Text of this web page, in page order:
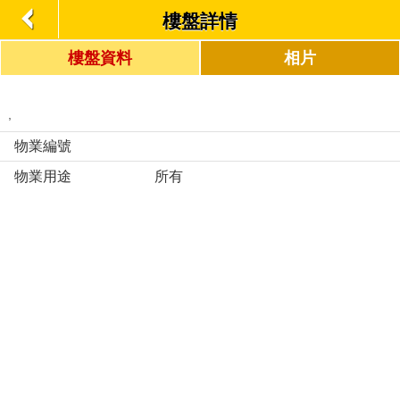
樓盤詳情
樓盤資料 相片
物業編號
物業用途
所有